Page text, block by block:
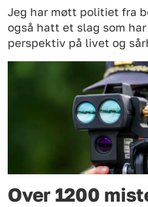
Jeg har møtt politiet fra
også hatt et slag som
perspektiv på livet og
Over 1200